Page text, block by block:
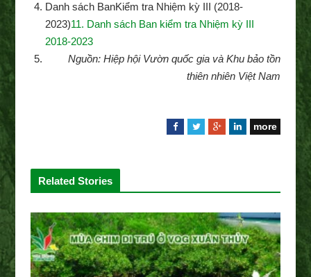
Danh sách BanKiểm tra Nhiệm kỳ III (2018-
2023)11. Danh sách Ban kiểm tra Nhiệm kỳ III
2018-2023
Nguồn: Hiệp hội Vườn quốc gia và Khu bảo tồn
thiên nhiên Việt Nam
F
b
o
k
T
t
r
G
l
+
L
e
I
n
more
Related Stories